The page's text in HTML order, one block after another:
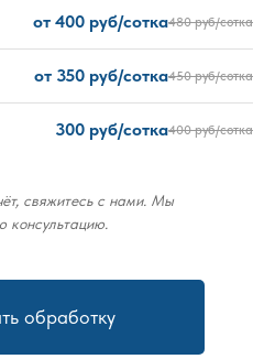
от 400 руб/сотка480 руб/сотка
от 350 руб/сотка450 руб/сотка
300 руб/сотка400 руб/сотка
свяжитесь с нами. Мы
консультацию.
обработку